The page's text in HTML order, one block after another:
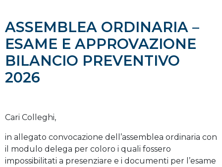
ASSEMBLEA ORDINARIA –
ESAME E APPROVAZIONE
BILANCIO PREVENTIVO
2026
Cari Colleghi,
in allegato convocazione dell’assemblea ordinaria con
il modulo delega per coloro i quali fossero
impossibilitati a presenziare e i documenti per l’esame